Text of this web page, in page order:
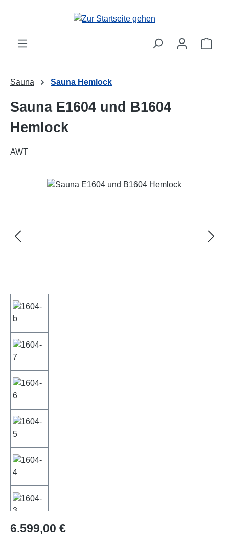
Zum Hauptinhalt springen
Sauna Sauna Hemlock
Sauna E1604 und B1604
Hemlock
AWT
Bildergalerie überspringen
Regulärer Preis:
6.599,00 €